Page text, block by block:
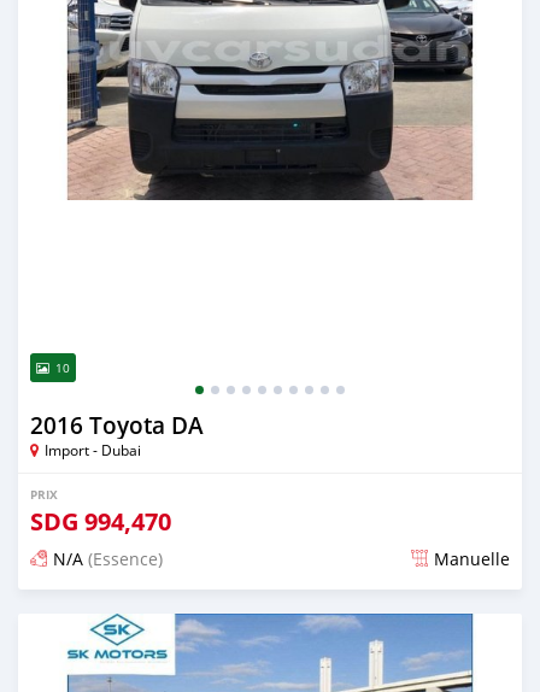
10
2016 Toyota DA
Import - Dubai
PRIX
SDG 994,470
N/A (Essence) Manuelle
Publié il y a presque 6 ans